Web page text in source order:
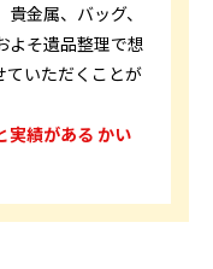
金属、バッグ、
よそ遺品整理で想
ていただくことが
実績がある かい